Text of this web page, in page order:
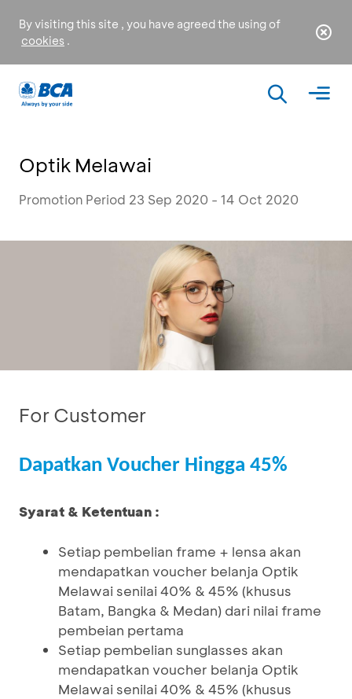
By visiting this site , you have agreed the using of
cookies .
Optik Melawai
Promotion Period 23 Sep 2020 - 14 Oct 2020
For Customer
Dapatkan Voucher Hingga 45%
Syarat & Ketentuan :
Setiap pembelian frame + lensa akan
mendapatkan voucher belanja Optik
Melawai senilai 40% & 45% (khusus
Batam, Bangka & Medan) dari nilai frame
pembeian pertama
Setiap pembelian sunglasses akan
mendapatkan voucher belanja Optik
Melawai senilai 40% & 45% (khusus